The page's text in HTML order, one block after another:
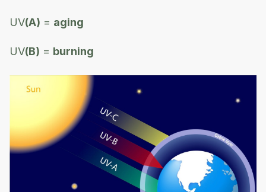
UV(A) = aging
UV(B) = burning